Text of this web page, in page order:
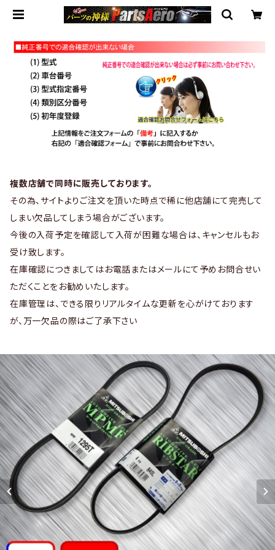
複数店舗で同時に販売しております。
その為、サイトよりご注文を頂いた時点で稀に他店舗にて完売して
しまい欠品してしまう場合がございます。
今後の入荷予定を確認して入荷が困難な場合は、キャンセルもお
受け致します。
在庫確認につきましてはお電話またはメールにて予めお問合せい
ただくことをお勧めいたします。
在庫管理は、できる限りリアルタイムな更新を心がけております
が、万一欠品の際はご了承下さい